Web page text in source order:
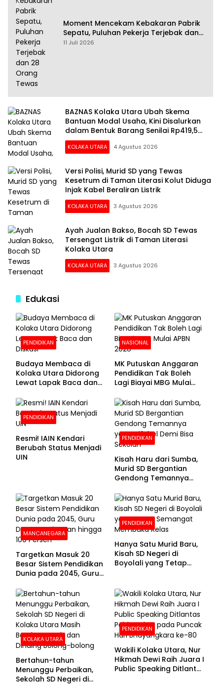
Moment Mencekam Kebakaran Pabrik
Sepatu, Puluhan Pekerja Terjebak dan
28 Orang Tewas
11 Juli 2026
BAZNAS Kolaka Utara Ubah Skema
Bantuan Modal Usaha, Kini Disalurkan
dalam Bentuk Barang Senilai Rp419,5
Juta
KOLAKA UTARA 4 Agustus 2026
Versi Polisi, Murid SD yang Tewas
Kesetrum di Taman Literasi Kolut Diduga
Injak Kabel Beraliran Listrik
KOLAKA UTARA 3 Agustus 2026
Ayah Jualan Bakso, Bocah SD Tewas
Tersengat Listrik di Taman Literasi
Kolaka Utara
KOLAKA UTARA 3 Agustus 2026
Edukasi
PENDIDIKAN
Budaya Membaca di
Kolaka Utara Didorong
Lewat Lapak Baca dan
NASIONAL
MK Putuskan Anggaran
Pendidikan Tak Boleh
Lagi Biayai MBG Mulai
PENDIDIKAN
Resmi! IAIN Kendari
Berubah Status Menjadi
UIN
PENDIDIKAN
Kisah Haru dari Sumba,
Murid SD Bergantian
Gendong Temannya
Sekolah
MANCANEGARA
Targetkan Masuk 20
Besar Sistem Pendidikan
Dunia pada 2045, Guru
100 Persen
PENDIDIKAN
Hanya Satu Murid Baru,
Kisah SD Negeri di
Boyolali yang Tetap
KOLAKA UTARA
Bertahun-tahun
Menunggu Perbaikan,
Sekolah SD Negeri di
PENDIDIKAN
Wakili Kolaka Utara, Nur
Hikmah Dewi Raih Juara I
Public Speaking Ditlantas